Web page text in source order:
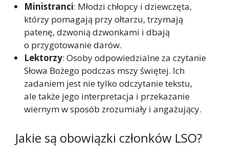
Ministranci: Młodzi chłopcy i dziewczęta,
którzy pomagają przy ołtarzu, trzymają
patenę, dzwonią dzwonkami i dbają
o przygotowanie darów.
Lektorzy: Osoby odpowiedzialne za czytanie
Słowa Bożego podczas mszy świętej. Ich
zadaniem jest nie tylko odczytanie tekstu,
ale także jego interpretacja i przekazanie
wiernym w sposób zrozumiały i angażujący.
Jakie są obowiązki członków LSO?